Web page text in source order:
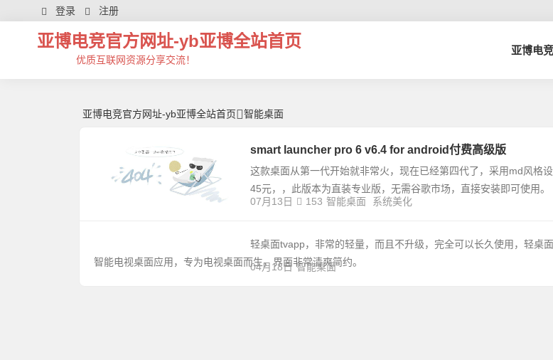
智能桌面 | 芊芊精典-亚博电竞官方网址
登录 注册
亚博电竞官方网址-yb亚博全站首页
优质互联网资源分享交流！
亚博电
亚博电竞官方网址-yb亚博全站首页 智能桌面
smart launcher pro 6 v6.4 for android付费高级版
这款桌面从第一代开始就非常火，现在已经第四代了，采用md风格设
45元，，此版本为直装专业版，无需谷歌市场，直接安装即可使用。
07月13日
153 智能桌面 系统美化
轻桌面tvapp，非常的轻量，而且不升级，完全可以长久使用，轻桌
智能电视桌面应用，专为电视桌面而生，界面非常清爽简约。
04月18日 智能桌面